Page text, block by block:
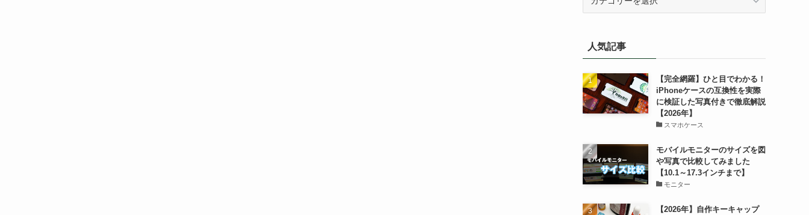
ー人気記事
【完全網羅】ひと目でわかる！
iPhoneケースの互換性を実際
に検証した写真付きで徹底解説
【2026年】
スマホケース
モバイルモニターのサイズを図
や写真で比較してみました
【10.1～17.3インチまで】
モニター
【2026年】自作キーキャップ